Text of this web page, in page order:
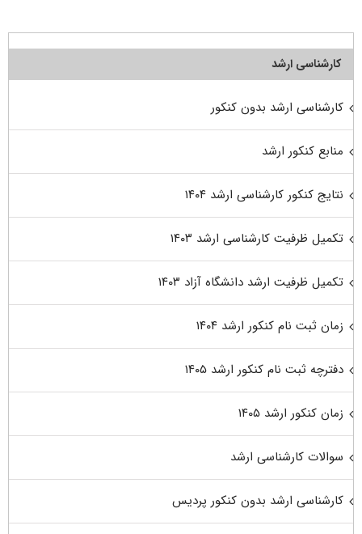
کارشناسی ارشد
کارشناسی ارشد بدون کنکور
منابع کنکور ارشد
نتایج کنکور کارشناسی ارشد ۱۴۰۴
تکمیل ظرفیت کارشناسی ارشد ۱۴۰۳
تکمیل ظرفیت ارشد دانشگاه آزاد ۱۴۰۳
زمان ثبت نام کنکور ارشد ۱۴۰۴
دفترچه ثبت نام کنکور ارشد ۱۴۰۵
زمان کنکور ارشد ۱۴۰۵
سوالات کارشناسی ارشد
کارشناسی ارشد بدون کنکور پردیس